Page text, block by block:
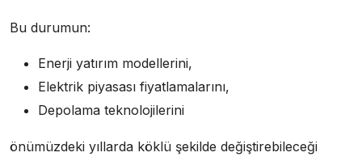
Bu durumun:
Enerji yatırım modellerini,
Elektrik piyasası fiyatlamalarını,
Depolama teknolojilerini
önümüzdeki yıllarda köklü şekilde değiştirebileceği